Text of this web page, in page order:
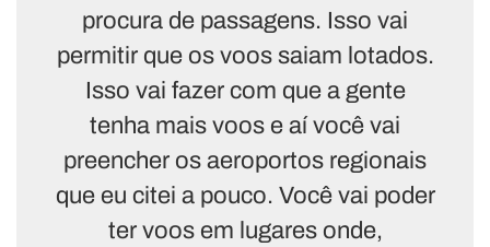
procura de passagens. Isso vai
permitir que os voos saiam lotados.
Isso vai fazer com que a gente
tenha mais voos e aí você vai
preencher os aeroportos regionais
que eu citei a pouco. Você vai poder
ter voos em lugares onde,